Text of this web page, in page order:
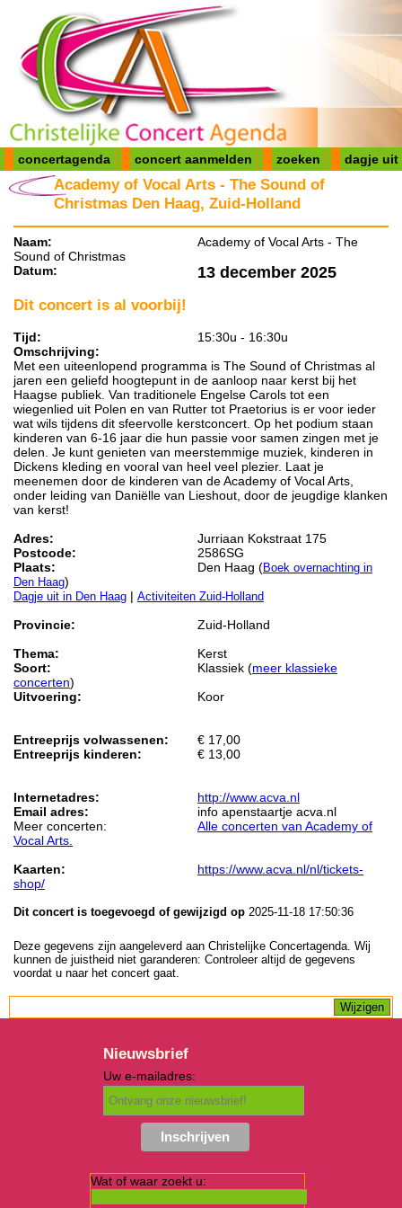
concertagenda concert aanmelden zoeken dagje uit
Academy of Vocal Arts - The Sound of
Christmas Den Haag, Zuid-Holland
Naam:
Academy of Vocal Arts - The
Sound of Christmas
Datum:
13 december 2025
Dit concert is al voorbij!
Tijd:
15:30u - 16:30u
Omschrijving:
Met een uiteenlopend programma is The Sound of Christmas al
jaren een geliefd hoogtepunt in de aanloop naar kerst bij het
Haagse publiek. Van traditionele Engelse Carols tot een
wiegenlied uit Polen en van Rutter tot Praetorius is er voor ieder
wat wils tijdens dit sfeervolle kerstconcert. Op het podium staan
kinderen van 6-16 jaar die hun passie voor samen zingen met je
delen. Je kunt genieten van meerstemmige muziek, kinderen in
Dickens kleding en vooral van heel veel plezier. Laat je
meenemen door de kinderen van de Academy of Vocal Arts,
onder leiding van Daniëlle van Lieshout, door de jeugdige klanken
van kerst!
Adres:
Jurriaan Kokstraat 175
Postcode:
2586SG
Plaats:
Den Haag (Boek overnachting in
Den Haag)
Dagje uit in Den Haag | Activiteiten Zuid-Holland
Provincie:
Zuid-Holland
Thema:
Kerst
Soort:
Klassiek (meer klassieke
concerten)
Uitvoering:
Koor
Entreeprijs volwassenen:
€ 17,00
Entreeprijs kinderen:
€ 13,00
Internetadres:
http://www.acva.nl
Email adres:
info apenstaartje acva.nl
Meer concerten:
Alle concerten van Academy of
Vocal Arts.
Kaarten:
https://www.acva.nl/nl/tickets-
shop/
Dit concert is toegevoegd of gewijzigd op 2025-11-18 17:50:36
Deze gegevens zijn aangeleverd aan Christelijke Concertagenda. Wij
kunnen de juistheid niet garanderen: Controleer altijd de gegevens
voordat u naar het concert gaat.
Nieuwsbrief
Uw e-mailadres:
Wat of waar zoekt u: